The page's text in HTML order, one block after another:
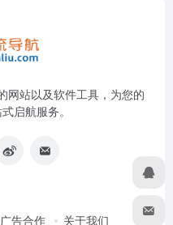
网站以及软件工具，为您的
启航服务。
广告合作 关于我们